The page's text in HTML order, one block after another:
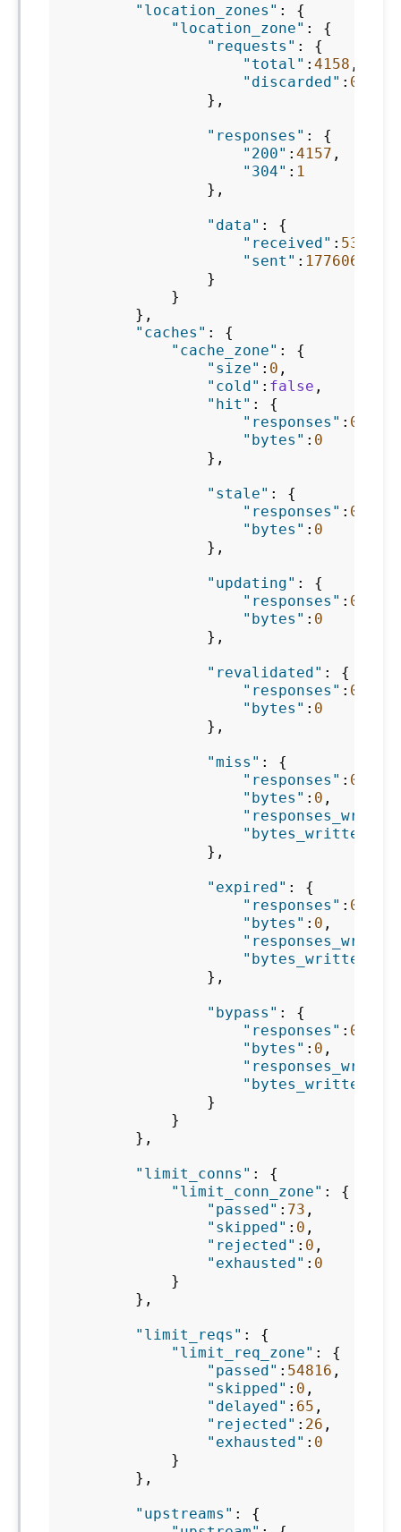
"location_zones" :
{
"location_zone" :
{
"requests" :
{
"total" :4158 ,
"discarded" : 0
},
"responses" :
{
"200" :4157 ,
"304" : 1
},
"data" :
{
"received" : 538200
"sent" : 177606236
}
}
},
"caches" :
{
"cache_zone" :
{
"size" : 0 ,
"cold" : false ,
"hit" :
{
"responses" : 0
"bytes" : 0
},
"stale" :
{
"responses" : 0
"bytes" : 0
},
"updating" :
{
"responses" : 0
"bytes" : 0
},
"revalidated" :
{
"responses" : 0
"bytes" : 0
},
"miss" :
{
"responses" : 0
"bytes" : 0 ,
"bytes_written"
},
"expired" :
{
"responses" : 0
"bytes" : 0 ,
"bytes_written"
},
"bypass" :
{
"responses" : 0
"bytes" : 0 ,
"bytes_written"
}
}
},
"limit_conns" :
{
"limit_conn_zone" :
{
"passed" : 73 ,
"skipped" : 0 ,
"rejected" : 0 ,
"exhausted" : 0
}
},
"limit_reqs" :
{
"limit_req_zone" :
{
"passed" : 54816 ,
"skipped" : 0 ,
"delayed" : 65 ,
"rejected" : 26 ,
"exhausted" : 0
}
},
"upstreams" :
{